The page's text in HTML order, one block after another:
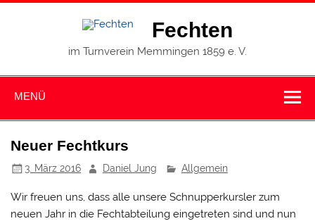
Zum
Fechten
im Turnverein Memmingen 1859 e. V.
MENÜ
Neuer Fechtkurs
3. März 2016 Daniel Jung Allgemein
Wir freuen uns, dass alle unsere Schnupperkursler zum
neuen Jahr in die Fechtabteilung eingetreten sind und nun